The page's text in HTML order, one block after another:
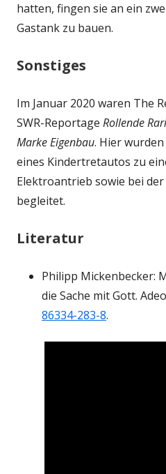
hatten, fingen sie an ein
Gastank zu bauen.
Sonstiges
Im Januar 2020 waren The
SWR-Reportage Rollende
Marke Eigenbau. Hier
eines Kindertretautos zu
Elektroantrieb sowie bei
begleitet.
Literatur
Philipp Mickenbecker:
die Sache mit Gott.
86334-283-8.